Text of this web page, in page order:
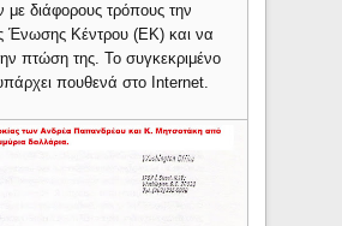
με διάφορους τρόπους την
Ένωσης Κέντρου (ΕΚ) και να
πτώση της. Το συγκεκριμένο
πουθενά στο Internet.